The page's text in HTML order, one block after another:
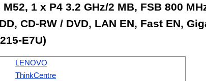
1 x P4 3.2 GHz/2 MB, FSB 800
CD-RW / DVD, LAN EN, Fast EN,
E7U)
LENOVO
ThinkCentre